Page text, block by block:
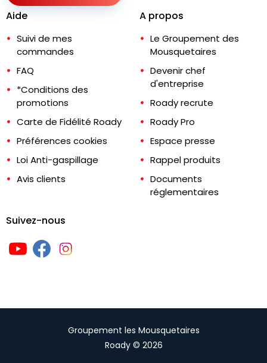
Aide
Suivi de mes
commandes
FAQ
*Conditions des
promotions
Carte de Fidélité Roady
Préférences cookies
Loi Anti-gaspillage
Avis clients
A propos
Le Groupement des
Mousquetaires
Devenir chef
d'entreprise
Roady recrute
Roady Pro
Espace presse
Rappel produits
Documents
réglementaires
Suivez-nous
Groupement les Mousquetaires
Roady © 2026